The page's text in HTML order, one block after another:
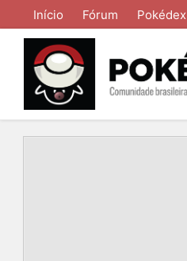
Início Fórum Pokédex